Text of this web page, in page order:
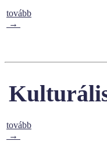
tovább
→
tovább
→